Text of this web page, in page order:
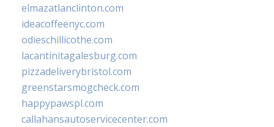
elmazatlanclinton.com
ideacoffeenyc.com
odieschillicothe.com
lacantinitagalesburg.com
pizzadeliverybristol.com
greenstarsmogcheck.com
happypawspl.com
callahansautoservicecenter.com